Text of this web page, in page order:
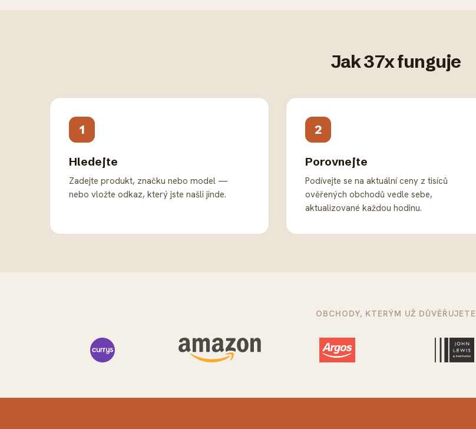
Jak 37x funguje
1
Hledejte
Zadejte produkt, značku nebo model —
nebo vložte odkaz, který jste našli jinde.
2
Porovnejte
Podívejte se na aktuální ceny z tisíců
ověřených obchodů vedle sebe,
aktualizované každou hodinu.
OBCHODY, KTERÝM UŽ DŮVĚŘUJETE